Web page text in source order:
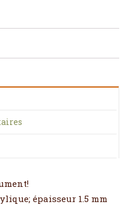
épaisseur 1.5 mm